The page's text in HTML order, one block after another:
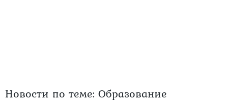
Новости по теме: Образование